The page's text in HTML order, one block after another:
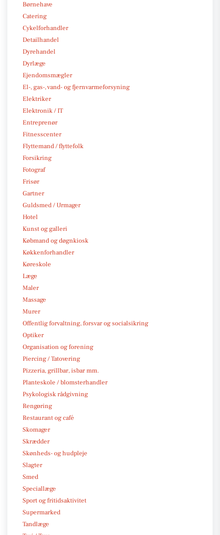
Børnehave
Catering
Cykelforhandler
Detailhandel
Dyrehandel
Dyrlæge
Ejendomsmægler
El-, gas-, vand- og fjernvarmeforsyning
Elektriker
Elektronik / IT
Entreprenør
Fitnesscenter
Flyttemand / flyttefolk
Forsikring
Fotograf
Frisør
Gartner
Guldsmed / Urmager
Hotel
Kunst og galleri
Købmand og døgnkiosk
Køkkenforhandler
Køreskole
Læge
Maler
Massage
Murer
Offentlig forvaltning, forsvar og socialsikring
Optiker
Organisation og forening
Piercing / Tatovering
Pizzeria, grillbar, isbar mm.
Planteskole / blomsterhandler
Psykologisk rådgivning
Rengøring
Restaurant og café
Skomager
Skrædder
Skønheds- og hudpleje
Slagter
Smed
Speciallæge
Sport og fritidsaktivitet
Supermarked
Tandlæge